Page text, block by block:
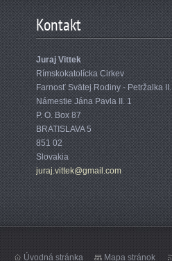
Kontakt
Juraj Vittek
Rímskokatolícka Cirkev
Farnosť Svätej Rodiny - Petržalka II.
Námestie Jána Pavla II. 1
P. O. Box 87
BRATISLAVA 5
851 02
Slovakia
juraj.vittek@gmail.com
Úvodná stránka Mapa stránok